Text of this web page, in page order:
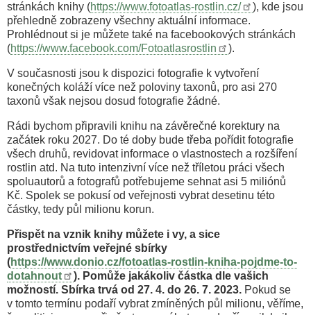
stránkách knihy (https://www.fotoatlas-rostlin.cz/
), kde jsou
přehledně zobrazeny všechny aktuální informace.
Prohlédnout si je můžete také na facebookových stránkách
(https://www.facebook.com/Fotoatlasrostlin ).
V současnosti jsou k dispozici fotografie k vytvoření
konečných koláží více než poloviny taxonů, pro asi 270
taxonů však nejsou dosud fotografie žádné.
Rádi bychom připravili knihu na závěrečné korektury na
začátek roku 2027. Do té doby bude třeba pořídit fotografie
všech druhů, revidovat informace o vlastnostech a rozšíření
rostlin atd. Na tuto intenzivní více než tříletou práci všech
spoluautorů a fotografů potřebujeme sehnat asi 5 miliónů
Kč. Spolek se pokusí od veřejnosti vybrat desetinu této
částky, tedy půl milionu korun.
Přispět na vznik knihy můžete i vy, a sice
prostřednictvím veřejné sbírky
(https://www.donio.cz/fotoatlas-rostlin-kniha-pojdme-to-
dotahnout
). Pomůže jakákoliv částka dle vašich
možností. Sbírka trvá od 27. 4. do 26. 7. 2023. Pokud se
v tomto termínu podaří vybrat zmíněných půl milionu, věříme,